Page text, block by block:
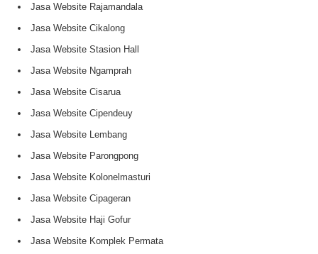
Jasa Website Rajamandala
Jasa Website Cikalong
Jasa Website Stasion Hall
Jasa Website Ngamprah
Jasa Website Cisarua
Jasa Website Cipendeuy
Jasa Website Lembang
Jasa Website Parongpong
Jasa Website Kolonelmasturi
Jasa Website Cipageran
Jasa Website Haji Gofur
Jasa Website Komplek Permata